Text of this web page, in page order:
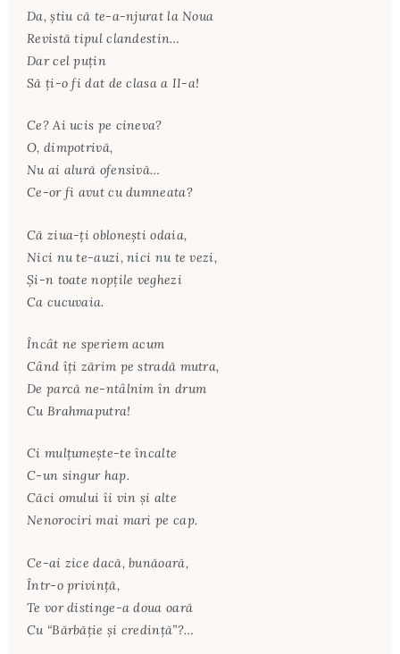
Da, ştiu că te-a-njurat la Noua
Revistă tipul clandestin…
Dar cel puţin
Să ţi-o fi dat de clasa a II-a!
Ce? Ai ucis pe cineva?
O, dimpotrivă,
Nu ai alură ofensivă…
Ce-or fi avut cu dumneata?
Că ziua-ţi obloneşti odaia,
Nici nu te-auzi, nici nu te vezi,
Şi-n toate nopţile veghezi
Ca cucuvaia.
Încât ne speriem acum
Când îţi zărim pe stradă mutra,
De parcă ne-ntâlnim în drum
Cu Brahmaputra!
Ci mulţumeşte-te încalte
C-un singur hap.
Căci omului îi vin şi alte
Nenorociri mai mari pe cap.
Ce-ai zice dacă, bunăoară,
Într-o privinţă,
Te vor distinge-a doua oară
Cu “Bărbăţie şi credinţă”?…